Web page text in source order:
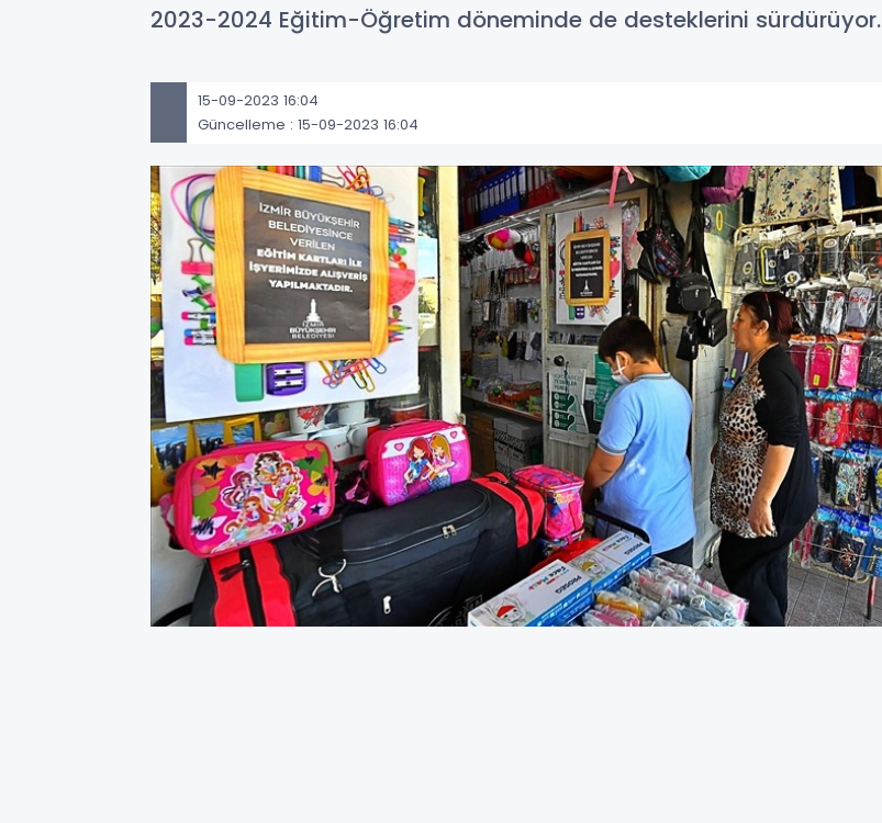
2023-2024 Eğitim-Öğretim döneminde de desteklerini sürdürüyor.
15-09-2023 16:04
Güncelleme : 15-09-2023 16:04